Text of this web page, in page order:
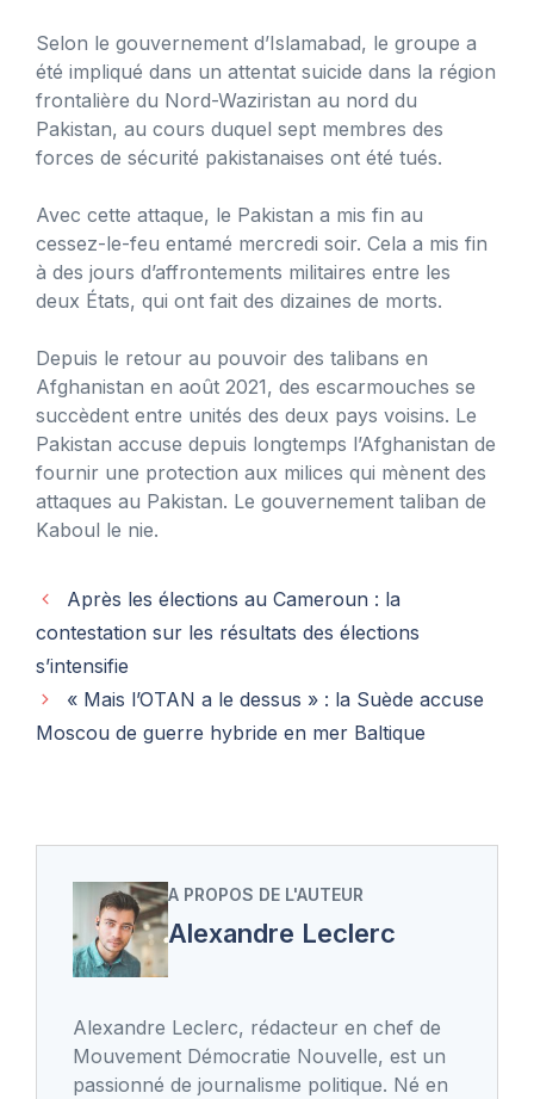
Selon le gouvernement d’Islamabad, le groupe a
été impliqué dans un attentat suicide dans la région
frontalière du Nord-Waziristan au nord du
Pakistan, au cours duquel sept membres des
forces de sécurité pakistanaises ont été tués.
Avec cette attaque, le Pakistan a mis fin au
cessez-le-feu entamé mercredi soir. Cela a mis fin
à des jours d’affrontements militaires entre les
deux États, qui ont fait des dizaines de morts.
Depuis le retour au pouvoir des talibans en
Afghanistan en août 2021, des escarmouches se
succèdent entre unités des deux pays voisins. Le
Pakistan accuse depuis longtemps l’Afghanistan de
fournir une protection aux milices qui mènent des
attaques au Pakistan. Le gouvernement taliban de
Kaboul le nie.
Après les élections au Cameroun : la
contestation sur les résultats des élections
s’intensifie
« Mais l’OTAN a le dessus » : la Suède accuse
Moscou de guerre hybride en mer Baltique
A PROPOS DE L'AUTEUR
Alexandre Leclerc
Alexandre Leclerc, rédacteur en chef de
Mouvement Démocratie Nouvelle, est un
passionné de journalisme politique. Né en